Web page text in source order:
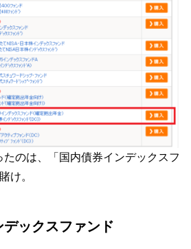
のは、「国内債券インデックスフ
け。
デックスファンド